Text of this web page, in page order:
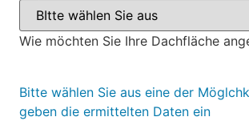
Wie möchten Sie Ihre Dachfläche
Bitte wählen Sie aus eine der
geben die ermittelten Daten ein